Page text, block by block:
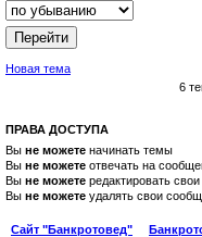
Новая тема
6
ПРАВА ДОСТУПА
Вы не можете начинать темы
Вы не можете отвечать на
Вы не можете редактировать
Вы не можете удалять свои
Сайт "Банкротовед"